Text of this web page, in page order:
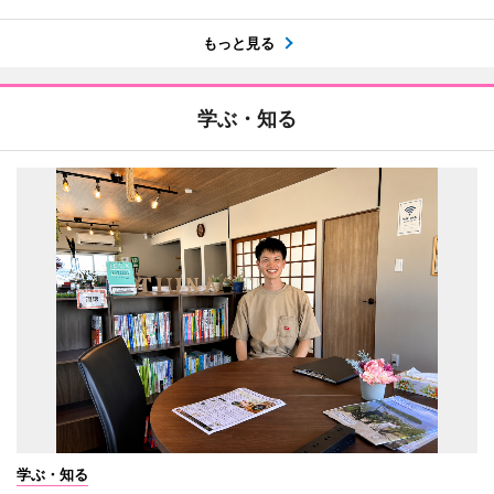
もっと見る
学ぶ・知る
学ぶ・知る